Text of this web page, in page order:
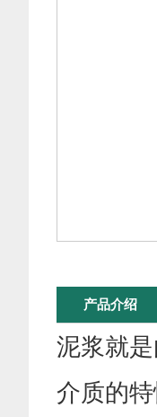
产品介绍
泥浆就
介质的